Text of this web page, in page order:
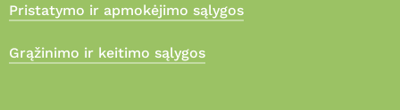
Pristatymo ir apmokėjimo sąlygos
Grąžinimo ir keitimo sąlygos